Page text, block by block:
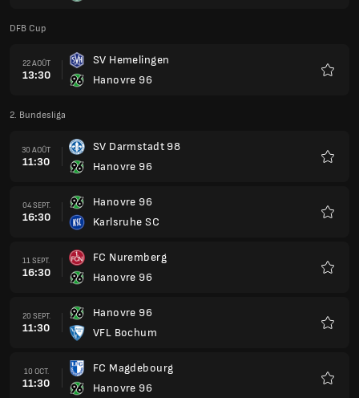
DFB Cup
22 AOÛT
13:30
SV Hemelingen
Hanovre 96
2. Bundesliga
30 AOÛT
11:30
SV Darmstadt 98
Hanovre 96
04 SEPT.
16:30
Hanovre 96
Karlsruhe SC
11 SEPT.
16:30
FC Nuremberg
Hanovre 96
20 SEPT.
11:30
Hanovre 96
VFL Bochum
10 OCT.
11:30
FC Magdebourg
Hanovre 96